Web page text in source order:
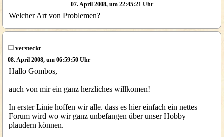
07. April 2008, um 22:45:21 Uhr
Welcher Art von Problemen?
versteckt
08. April 2008, um 06:59:50 Uhr
Hallo Gombos,
auch von mir ein ganz herzliches willkomen!
In erster Linie hoffen wir alle. dass es hier einfach ein nettes
Forum wird wo wir ganz unbefangen über unser Hobby
plaudern können.